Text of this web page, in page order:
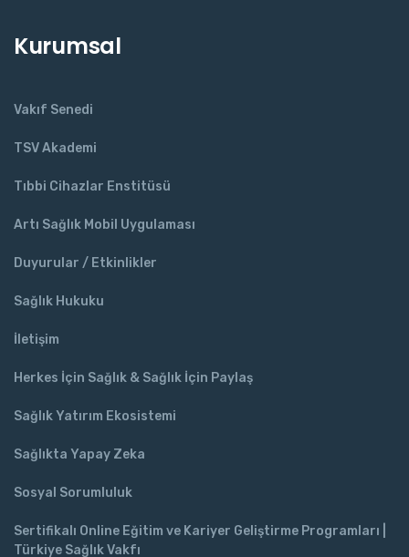
Kurumsal
Vakıf Senedi
TSV Akademi
Tıbbi Cihazlar Enstitüsü
Artı Sağlık Mobil Uygulaması
Duyurular / Etkinlikler
Sağlık Hukuku
İletişim
Herkes İçin Sağlık & Sağlık İçin Paylaş
Sağlık Yatırım Ekosistemi
Sağlıkta Yapay Zeka
Sosyal Sorumluluk
Sertifikalı Online Eğitim ve Kariyer Geliştirme Programları |
Türkiye Sağlık Vakfı